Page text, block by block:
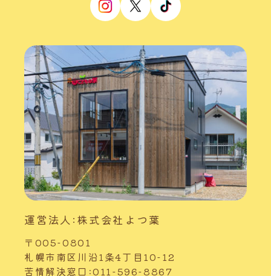
運営法人:株式会社よつ葉
〒005-0801
札幌市南区川沿1条4丁目10-12
苦情解決窓口:011-596-8867